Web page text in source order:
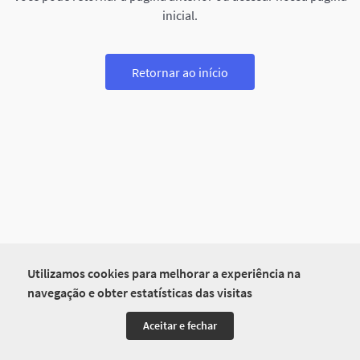
Utilizamos cookies para melhorar a experiência na
navegação e obter estatísticas das visitas
Aceitar e fechar
inicial.
Retornar ao início